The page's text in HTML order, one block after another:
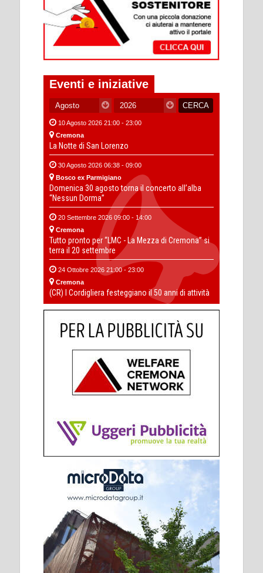
Eventi e iniziative
10 Agosto 2026 21:00 - 23:00
Cremona
La Notte di San Lorenzo
30 Agosto 2026 06:38 - 09:00
Bosco ex Parmigiano
Domenica 30 agosto torna il concerto all’alba
“Nessun Dorma”
20 Settembre 2026 09:00 - 14:00
Cremona
Tutto pronto per “LMC - La Mezza di Cremona” si
terra il 20 settembre
24 Ottobre 2026 21:00 - 23:00
Cremona
(CR) I Cordigliera festeggiano il 50 anni di attività